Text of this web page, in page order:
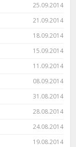
25.09.2014
21.09.2014
18.09.2014
15.09.2014
11.09.2014
08.09.2014
31.08.2014
28.08.2014
24.08.2014
19.08.2014